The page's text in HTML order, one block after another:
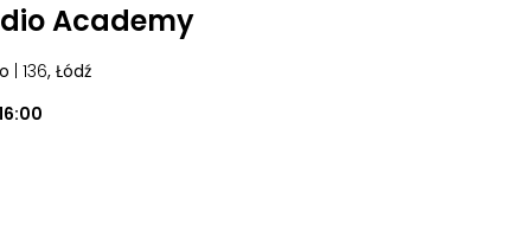
Academy
| 136, Łódź